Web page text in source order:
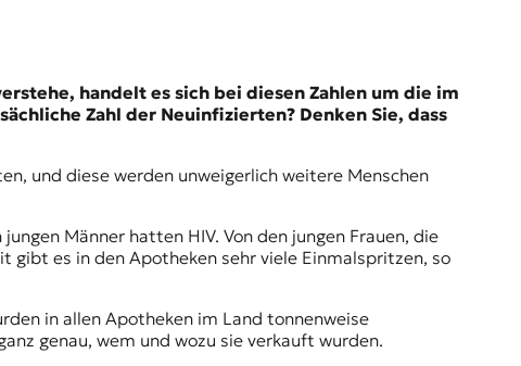
handelt es sich bei diesen Zahlen um die im
Zahl der Neuinfizierten? Denken Sie, dass
und diese werden unweigerlich weitere Menschen
Männer hatten HIV. Von den jungen Frauen, die
gibt es in den Apotheken sehr viele Einmalspritzen, so
in allen Apotheken im Land tonnenweise
genau, wem und wozu sie verkauft wurden.